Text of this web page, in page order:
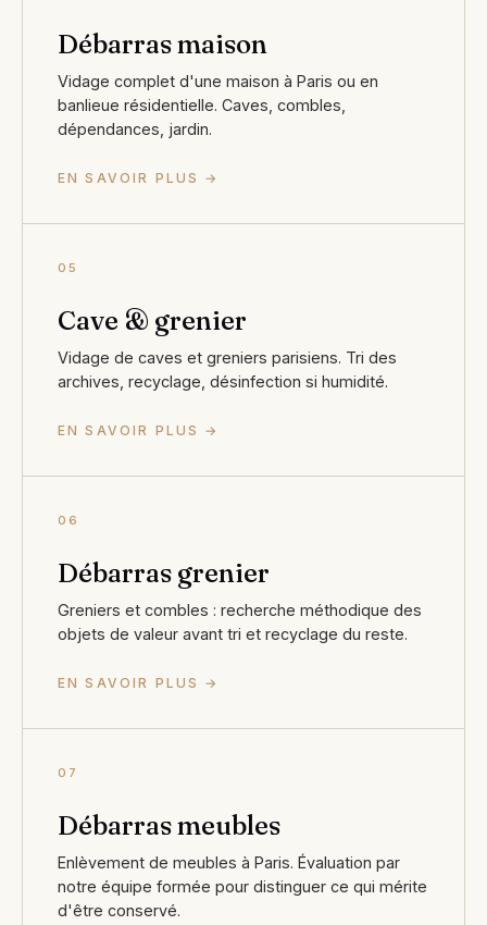
Débarras maison
Vidage complet d'une maison à Paris ou en
banlieue résidentielle. Caves, combles,
dépendances, jardin.
EN SAVOIR PLUS →
05
Cave & grenier
Vidage de caves et greniers parisiens. Tri des
archives, recyclage, désinfection si humidité.
EN SAVOIR PLUS →
06
Débarras grenier
Greniers et combles : recherche méthodique des
objets de valeur avant tri et recyclage du reste.
EN SAVOIR PLUS →
07
Débarras meubles
Enlèvement de meubles à Paris. Évaluation par
notre équipe formée pour distinguer ce qui mérite
d'être conservé.